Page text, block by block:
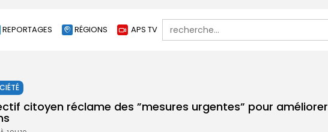
REPORTAGES RÉGIONS APS TV
Search
for:
citoyen réclame des ”mesures urgentes” pour améliorer